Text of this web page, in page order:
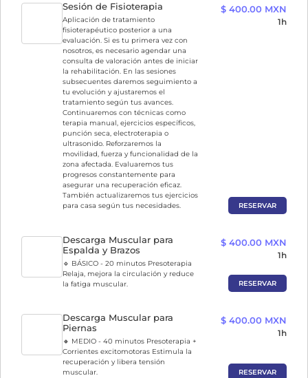
Sesión de Fisioterapia
Aplicación de tratamiento
fisioterapéutico posterior a una
evaluación. Si es tu primera vez con
nosotros, es necesario agendar una
consulta de valoración antes de iniciar
la rehabilitación. En las sesiones
subsecuentes daremos seguimiento a
tu evolución y ajustaremos el
tratamiento según tus avances.
Continuaremos con técnicas como
terapia manual, ejercicios específicos,
punción seca, electroterapia o
ultrasonido. Reforzaremos la
movilidad, fuerza y funcionalidad de la
zona afectada. Evaluaremos tus
progresos constantemente para
asegurar una recuperación eficaz.
También actualizaremos tus ejercicios
para casa según tus necesidades.
$ 400.00 MXN
1h
RESERVAR
Descarga Muscular para
Espalda y Brazos
🔹 BÁSICO - 20 minutos Presoterapia
Relaja, mejora la circulación y reduce
la fatiga muscular.
$ 400.00 MXN
1h
RESERVAR
Descarga Muscular para
Piernas
🔸 MEDIO - 40 minutos Presoterapia +
Corrientes excitomotoras Estimula la
recuperación y libera tensión
muscular.
$ 400.00 MXN
1h
RESERVAR